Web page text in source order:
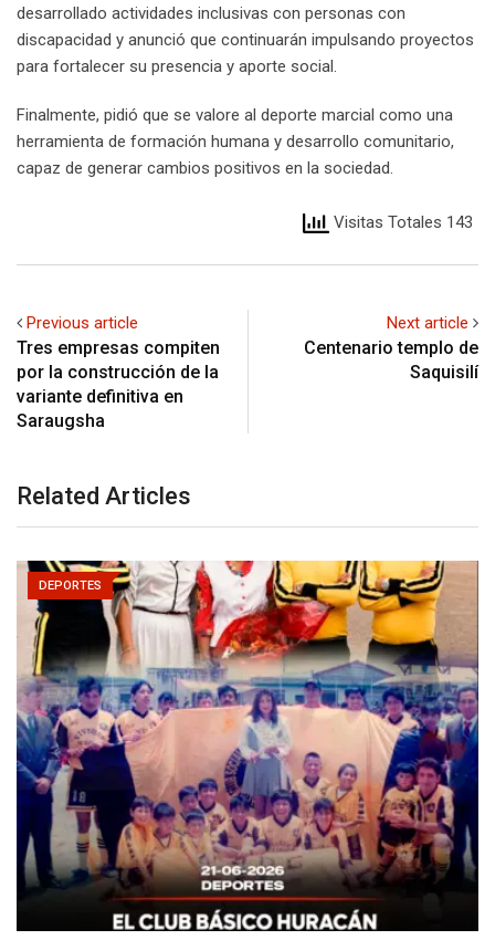
desarrollado actividades inclusivas con personas con
discapacidad y anunció que continuarán impulsando proyectos
para fortalecer su presencia y aporte social.
Finalmente, pidió que se valore al deporte marcial como una
herramienta de formación humana y desarrollo comunitario,
capaz de generar cambios positivos en la sociedad.
Visitas Totales 143
Previous article
Tres empresas compiten
por la construcción de la
variante definitiva en
Saraugsha
Next article
Centenario templo de
Saquisilí
Related Articles
DEPORTES